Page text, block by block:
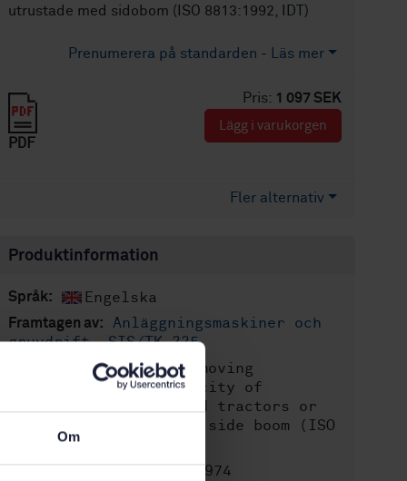
Om
utrustade med sidobom (ISO 8813:1992, IDT)
Prenumerera på standarden - Läs mer
Pris: 1 097 SEK
PDF
Lägg i varukorgen
Fler alternativ
Produktinformation
Språk: Engelska
Framtagen av:
Anläggningsmaskiner och
gruvdrift, SIS/TK 225
Internationell titel:Earth-moving
machinery - Lift capacity of
pipelayers and wheeled tractors or
loaders equipped with side boom (ISO
8813:1992, IDT)
STD-80017974